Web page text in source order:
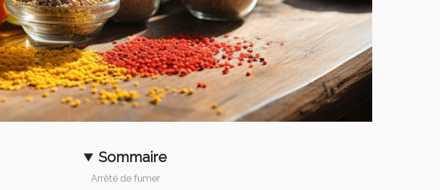
Sommaire
Arrêté de fumer